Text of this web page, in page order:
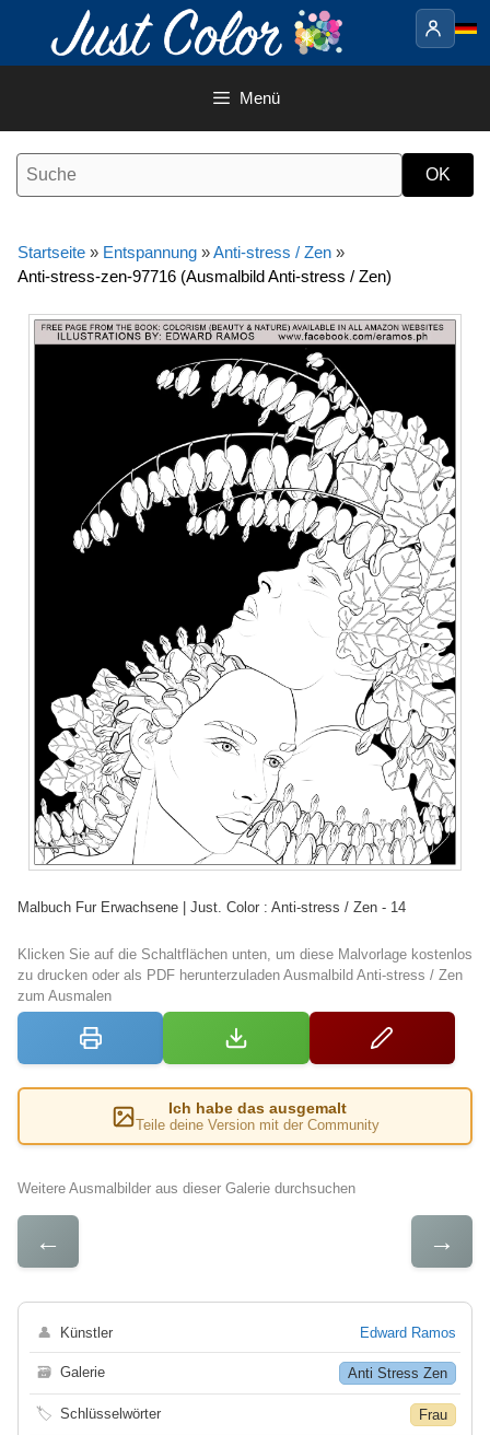
Inhalt
Menü
Startseite » Entspannung »Anti-stress / Zen »
Anti-stress-zen-97716 (Ausmalbild Anti-stress / Zen)
Malbuch Fur Erwachsene | Just. Color : Anti-stress / Zen - 14
Klicken Sie auf die Schaltflächen unten, um diese Malvorlage kostenlos
zu drucken oder als PDF herunterzuladen Ausmalbild Anti-stress / Zen
zum Ausmalen
Ich habe das ausgemalt
Teile deine Version mit der Community
Weitere Ausmalbilder aus dieser Galerie durchsuchen
← →
👤 Künstler Edward Ramos
🗃 Galerie Anti Stress Zen
🏷 Schlüsselwörter Frau